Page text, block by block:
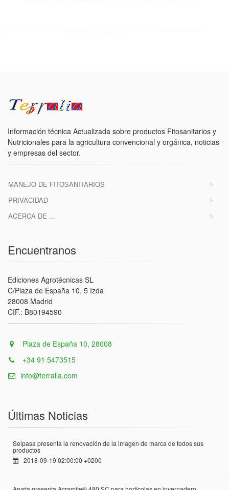
Información técnica Actualizada sobre productos Fitosanitarios y
Nutricionales para la agricultura convencional y orgánica, noticias
y empresas del sector.
MANEJO DE FITOSANITARIOS
PRIVACIDAD
ACERCA DE ...
Encuentranos
Ediciones Agrotécnicas SL
C/Plaza de España 10, 5 Izda
28008 Madrid
CIF.: B80194590
Plaza de España 10, 28008
+34 91 5473515
info@terralia.com
Últimas Noticias
Seipasa presenta la renovación de la imagen de marca de todos sus
productos
2018-09-19 02:00:00 +0200